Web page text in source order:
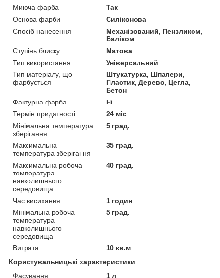
Миюча фарба
Так
Основа фарби
Силіконова
Спосіб нанесення
Механізований, Пензликом,
Валіком
Ступінь блиску
Матова
Тип використання
Універсальний
Тип матеріалу, що
фарбується
Штукатурка, Шпалери,
Пластик, Дерево, Цегла,
Бетон
Фактурна фарба
Ні
Термін придатності
24 міс
Мінімальна температура
зберігання
5 град.
Максимальна
температура зберігання
35 град.
Максимальна робоча
температура
навколишнього
середовища
40 град.
Час висихання
1 годин
Мінімальна робоча
температура
навколишнього
середовища
5 град.
Витрата
10 кв.м
Користувальницькі характеристики
Фасування
1 л